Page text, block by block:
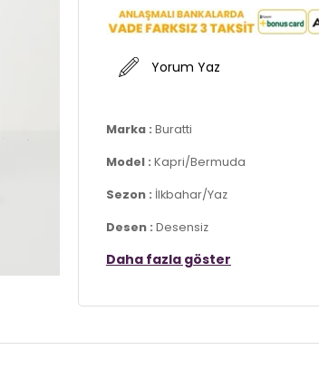
Yorum Yaz
Marka : Buratti
Model : Kapri/Bermuda
Sezon : İlkbahar/Yaz
Desen : Desensiz
Materyal :% 65 Pamuk % 35
Daha fazla göster